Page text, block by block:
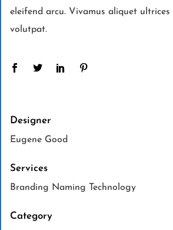
eleifend arcu. Vivamus aliquet ultrices
volutpat.
Designer
Eugene Good
Services
Branding Naming Technology
Category